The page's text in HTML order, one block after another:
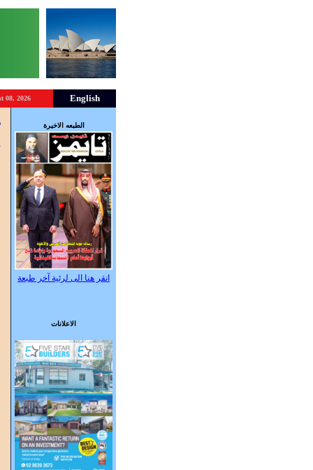
English
08, 2026
الطبعه الاخيرة
انقر هنا الى لرئية آخر طبعة
الاعلانات